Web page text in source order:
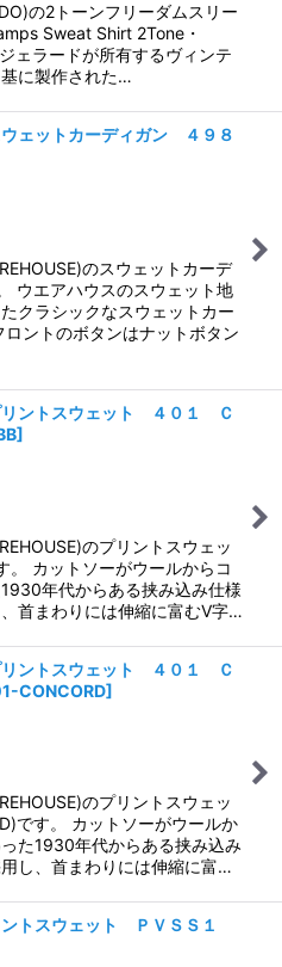
の2トーンフリーダムスリー
Sweat Shirt 2Tone・
ェラードが所有するヴィンテ
に製作された…
ェットカーディガン ４９８
のスウェットカーデ
ウエアハウスのスウェット地
クラシックなスウェットカー
ントのボタンはナットボタン
ントスウェット ４０１ Ｃ
]
のプリントスウェッ
。 カットソーがウールからコ
年代からある挟み込み仕様
首まわりには伸縮に富むV字…
ントスウェット ４０１ Ｃ
CONCORD]
のプリントスウェッ
です。 カットソーがウールか
た1930年代からある挟み込み
し、首まわりには伸縮に富…
トスウェット ＰＶＳＳ１